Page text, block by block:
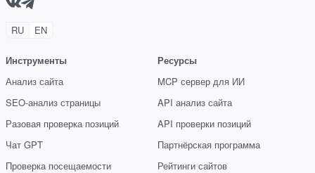
RU EN
Инструменты
Анализ сайта
SEO-анализ страницы
Разовая проверка позиций
Чат GPT
Проверка посещаемости
Ресурсы
MCP сервер для ИИ
API анализ сайта
API проверки позиций
Партнёрская программа
Рейтинги сайтов